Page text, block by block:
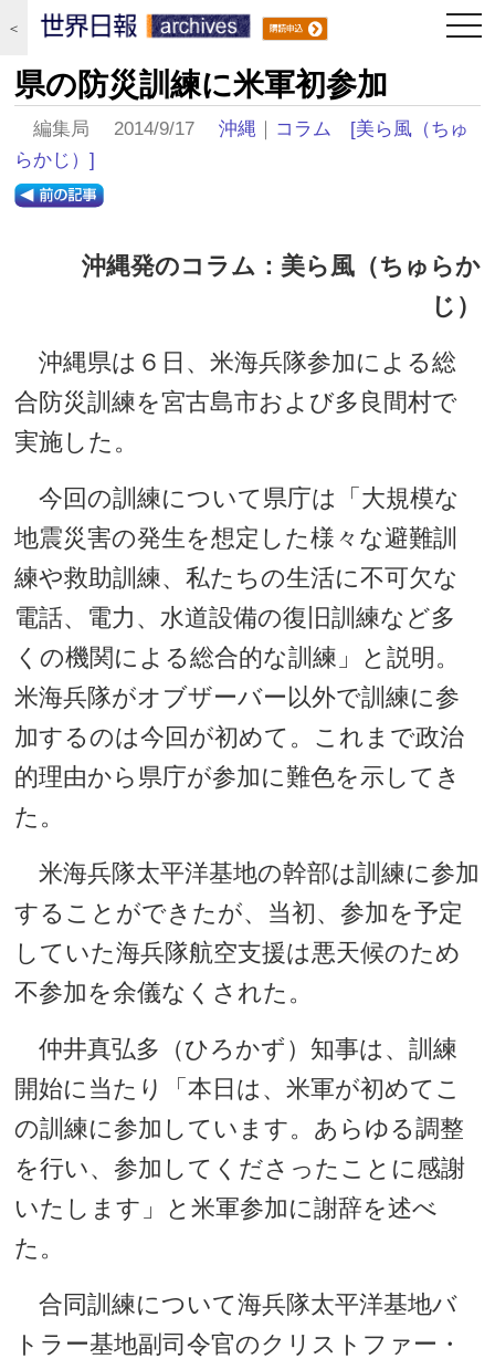
＜
県の防災訓練に米軍初参加
編集局 2014/9/17沖縄 ｜ コラム
[美ら風（ちゅ
らかじ）]
沖縄発のコラム：美ら風（ちゅらか
じ）
沖縄県は６日、米海兵隊参加による総
合防災訓練を宮古島市および多良間村で
実施した。
今回の訓練について県庁は「大規模な
地震災害の発生を想定した様々な避難訓
練や救助訓練、私たちの生活に不可欠な
電話、電力、水道設備の復旧訓練など多
くの機関による総合的な訓練」と説明。
米海兵隊がオブザーバー以外で訓練に参
加するのは今回が初めて。これまで政治
的理由から県庁が参加に難色を示してき
た。
米海兵隊太平洋基地の幹部は訓練に参加
することができたが、当初、参加を予定
していた海兵隊航空支援は悪天候のため
不参加を余儀なくされた。
仲井真弘多（ひろかず）知事は、訓練
開始に当たり「本日は、米軍が初めてこ
の訓練に参加しています。あらゆる調整
を行い、参加してくださったことに感謝
いたします」と米軍参加に謝辞を述べ
た。
合同訓練について海兵隊太平洋基地バ
トラー基地副司令官のクリストファー・